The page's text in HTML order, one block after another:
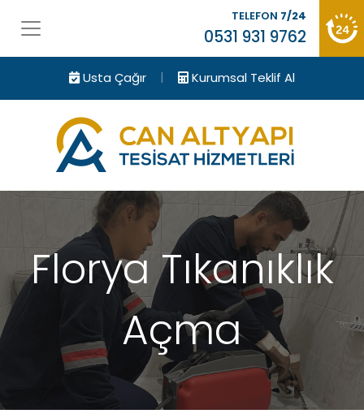
Usta Çağır | Kurumsal Teklif Al
TELEFON 7/24
0531 931 9762
Florya Tıkanıklık
Açma